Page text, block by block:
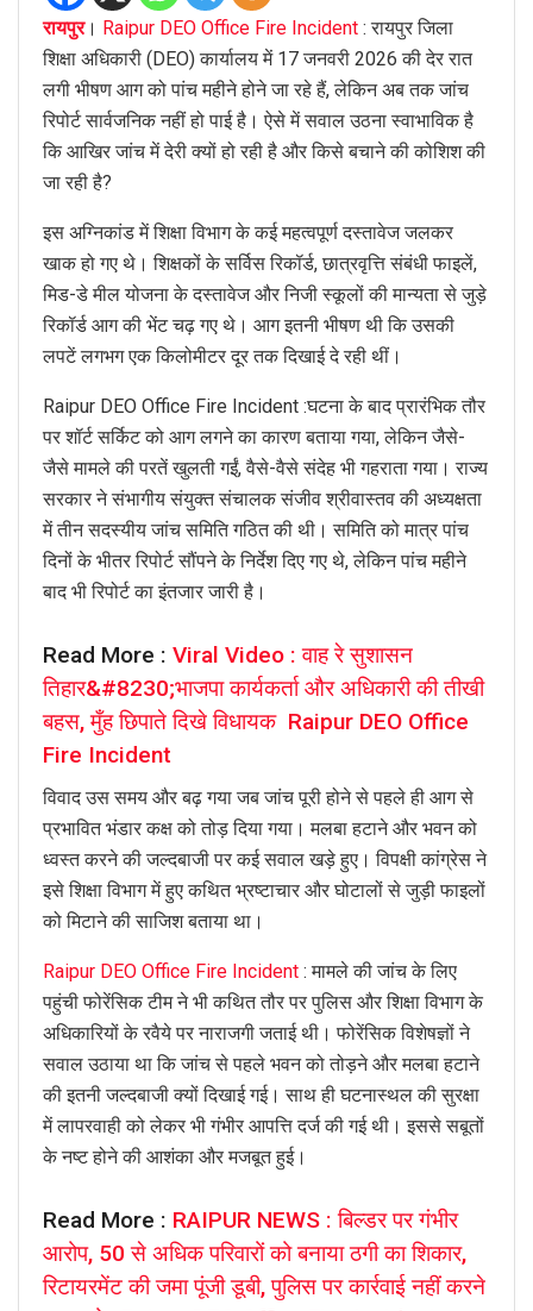
रायपुर। Raipur DEO Office Fire Incident : रायपुर जिला
शिक्षा अधिकारी (DEO) कार्यालय में 17 जनवरी 2026 की देर रात
लगी भीषण आग को पांच महीने होने जा रहे हैं, लेकिन अब तक जांच
रिपोर्ट सार्वजनिक नहीं हो पाई है। ऐसे में सवाल उठना स्वाभाविक है
कि आखिर जांच में देरी क्यों हो रही है और किसे बचाने की कोशिश की
जा रही है?
इस अग्निकांड में शिक्षा विभाग के कई महत्वपूर्ण दस्तावेज जलकर
खाक हो गए थे। शिक्षकों के सर्विस रिकॉर्ड, छात्रवृत्ति संबंधी फाइलें,
मिड-डे मील योजना के दस्तावेज और निजी स्कूलों की मान्यता से जुड़े
रिकॉर्ड आग की भेंट चढ़ गए थे। आग इतनी भीषण थी कि उसकी
लपटें लगभग एक किलोमीटर दूर तक दिखाई दे रही थीं।
Raipur DEO Office Fire Incident :घटना के बाद प्रारंभिक तौर
पर शॉर्ट सर्किट को आग लगने का कारण बताया गया, लेकिन जैसे-
जैसे मामले की परतें खुलती गईं, वैसे-वैसे संदेह भी गहराता गया। राज्य
सरकार ने संभागीय संयुक्त संचालक संजीव श्रीवास्तव की अध्यक्षता
में तीन सदस्यीय जांच समिति गठित की थी। समिति को मात्र पांच
दिनों के भीतर रिपोर्ट सौंपने के निर्देश दिए गए थे, लेकिन पांच महीने
बाद भी रिपोर्ट का इंतजार जारी है।
Read More : Viral Video : वाह रे सुशासन
तिहार&#8230;भाजपा कार्यकर्ता और अधिकारी की तीखी
बहस, मुँह छिपाते दिखे विधायक Raipur DEO Office
Fire Incident
विवाद उस समय और बढ़ गया जब जांच पूरी होने से पहले ही आग से
प्रभावित भंडार कक्ष को तोड़ दिया गया। मलबा हटाने और भवन को
ध्वस्त करने की जल्दबाजी पर कई सवाल खड़े हुए। विपक्षी कांग्रेस ने
इसे शिक्षा विभाग में हुए कथित भ्रष्टाचार और घोटालों से जुड़ी फाइलों
को मिटाने की साजिश बताया था।
Raipur DEO Office Fire Incident : मामले की जांच के लिए
पहुंची फोरेंसिक टीम ने भी कथित तौर पर पुलिस और शिक्षा विभाग के
अधिकारियों के रवैये पर नाराजगी जताई थी। फोरेंसिक विशेषज्ञों ने
सवाल उठाया था कि जांच से पहले भवन को तोड़ने और मलबा हटाने
की इतनी जल्दबाजी क्यों दिखाई गई। साथ ही घटनास्थल की सुरक्षा
में लापरवाही को लेकर भी गंभीर आपत्ति दर्ज की गई थी। इससे सबूतों
के नष्ट होने की आशंका और मजबूत हुई।
Read More : RAIPUR NEWS : बिल्डर पर गंभीर
आरोप, 50 से अधिक परिवारों को बनाया ठगी का शिकार,
रिटायरमेंट की जमा पूंजी डूबी, पुलिस पर कार्रवाई नहीं करने